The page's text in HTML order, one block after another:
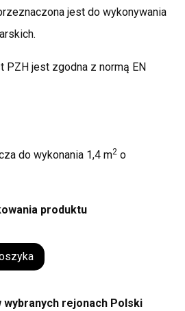
jest do wykonywania
PZH jest zgodna z normą EN
do wykonania 1,4 m2 o
produktu
wybranych rejonach Polski